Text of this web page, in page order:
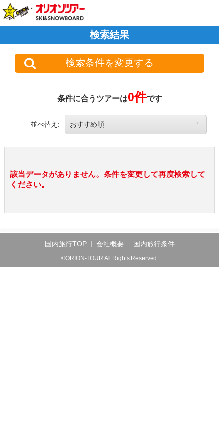
検索結果
検索条件を変更する
条件に合うツアーは0件です
並べ替え:
該当データがありません。条件を変更して再度検索して
ください。
国内旅行TOP 会社概要 国内旅行条件
©ORION-TOUR All Rights Reserved.